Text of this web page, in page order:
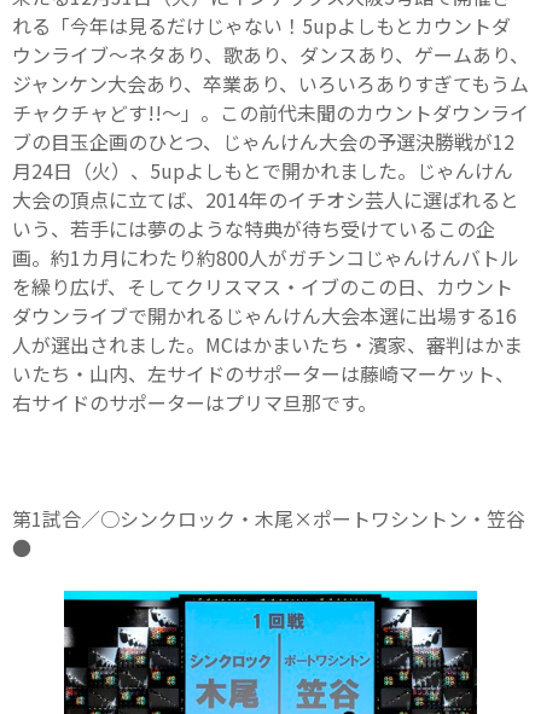
れる「今年は見るだけじゃない！5upよしもとカウントダ
ウンライブ〜ネタあり、歌あり、ダンスあり、ゲームあり、
ジャンケン大会あり、卒業あり、いろいろありすぎてもうム
チャクチャどす!!〜」。この前代未聞のカウントダウンライ
ブの目玉企画のひとつ、じゃんけん大会の予選決勝戦が12
月24日（火）、5upよしもとで開かれました。じゃんけん
大会の頂点に立てば、2014年のイチオシ芸人に選ばれると
いう、若手には夢のような特典が待ち受けているこの企
画。約1カ月にわたり約800人がガチンコじゃんけんバトル
を繰り広げ、そしてクリスマス・イブのこの日、カウント
ダウンライブで開かれるじゃんけん大会本選に出場する16
人が選出されました。MCはかまいたち・濱家、審判はかま
いたち・山内、左サイドのサポーターは藤崎マーケット、
右サイドのサポーターはプリマ旦那です。
第1試合／○シンクロック・木尾×ポートワシントン・笠谷
●